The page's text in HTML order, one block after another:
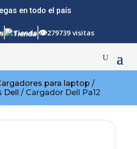
en todo el país
Tienda 👁279739 visitas
para laptop /
Dell / Cargador Dell Pa12